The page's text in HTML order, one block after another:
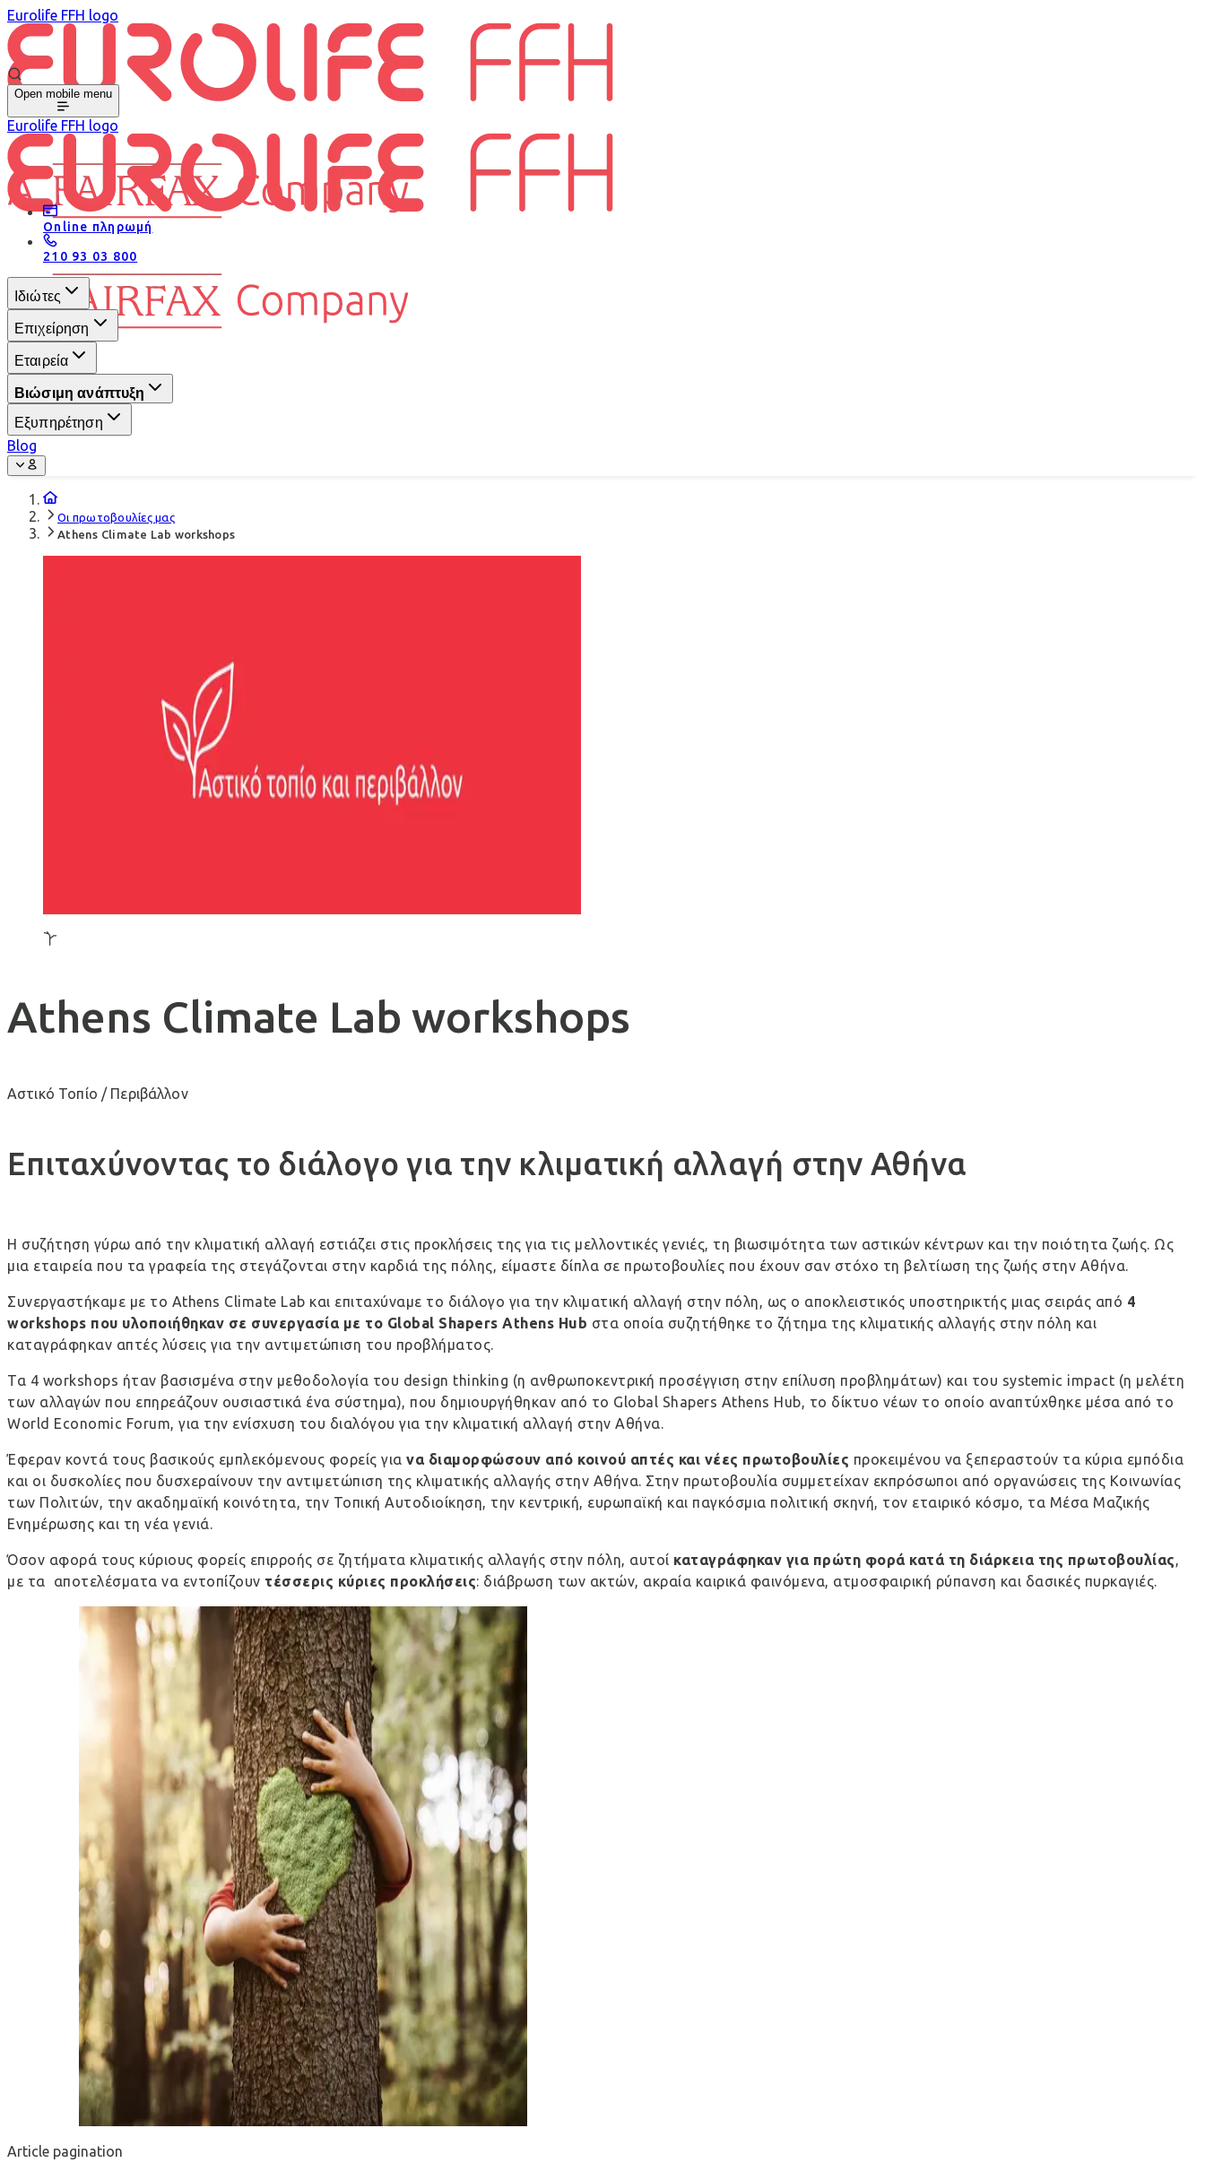
Eurolife FFH logo
Open mobile menu
Eurolife FFH logo
Online πληρωμή
210 93 03 800
Ιδιώτες
Επιχείρηση
Εταιρεία
Βιώσιμη ανάπτυξη
Εξυπηρέτηση
Blog
Οι πρωτοβουλίες μας
Athens Climate Lab workshops
Athens Climate Lab workshops
Αστικό Τοπίο / Περιβάλλον
Επιταχύνοντας το διάλογο για την κλιματική αλλαγή στην Αθήνα
Η συζήτηση γύρω από την κλιματική αλλαγή εστιάζει στις προκλήσεις της για τις μελλοντικές γενιές, τη βιωσιμότητα των αστικών κέντρων και την ποιότητα ζωής. Ως
μια εταιρεία που τα γραφεία της στεγάζονται στην καρδιά της πόλης, είμαστε δίπλα σε πρωτοβουλίες που έχουν σαν στόχο τη βελτίωση της ζωής στην Αθήνα.
Συνεργαστήκαμε με το Athens Climate Lab και επιταχύναμε το διάλογο για την κλιματική αλλαγή στην πόλη, ως ο αποκλειστικός υποστηρικτής μιας σειράς από 4
workshops που υλοποιήθηκαν σε συνεργασία με το Global Shapers Athens Hub στα οποία συζητήθηκε το ζήτημα της κλιματικής αλλαγής στην πόλη και
καταγράφηκαν απτές λύσεις για την αντιμετώπιση του προβλήματος.
Τα 4 workshops ήταν βασισμένα στην μεθοδολογία του design thinking (η ανθρωποκεντρική προσέγγιση στην επίλυση προβλημάτων) και του systemic impact (η μελέτη
των αλλαγών που επηρεάζουν ουσιαστικά ένα σύστημα), που δημιουργήθηκαν από το Global Shapers Athens Hub, το δίκτυο νέων το οποίο αναπτύχθηκε μέσα από το
World Economic Forum, για την ενίσχυση του διαλόγου για την κλιματική αλλαγή στην Αθήνα.
Έφεραν κοντά τους βασικούς εμπλεκόμενους φορείς για να διαμορφώσουν από κοινού απτές και νέες πρωτοβουλίες προκειμένου να ξεπεραστούν τα κύρια εμπόδια
και οι δυσκολίες που δυσχεραίνουν την αντιμετώπιση της κλιματικής αλλαγής στην Αθήνα. Στην πρωτοβουλία συμμετείχαν εκπρόσωποι από οργανώσεις της Κοινωνίας
των Πολιτών, την ακαδημαϊκή κοινότητα, την Τοπική Αυτοδιοίκηση, την κεντρική, ευρωπαϊκή και παγκόσμια πολιτική σκηνή, τον εταιρικό κόσμο, τα Μέσα Μαζικής
Ενημέρωσης και τη νέα γενιά.
Όσον αφορά τους κύριους φορείς επιρροής σε ζητήματα κλιματικής αλλαγής στην πόλη, αυτοί καταγράφηκαν για πρώτη φορά κατά τη διάρκεια της πρωτοβουλίας,
με τα αποτελέσματα να εντοπίζουν τέσσερις κύριες προκλήσεις: διάβρωση των ακτών, ακραία καιρικά φαινόμενα, ατμοσφαιρική ρύπανση και δασικές πυρκαγιές.
Article pagination